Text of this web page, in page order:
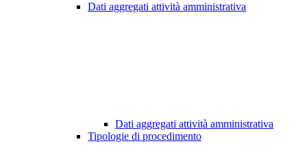
Dati aggregati attività amministrativa
Dati aggregati attività amministrativa
Tipologie di procedimento